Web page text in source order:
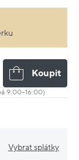
Koupit
9:00–16:00)
Vybrat splátky